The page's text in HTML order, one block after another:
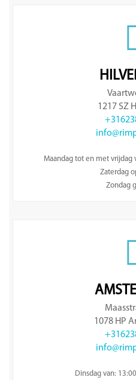
1217 SZ
Maandag tot en met vrijdag
Zaterdag
Zondag
1078 HP
Dinsdag van: